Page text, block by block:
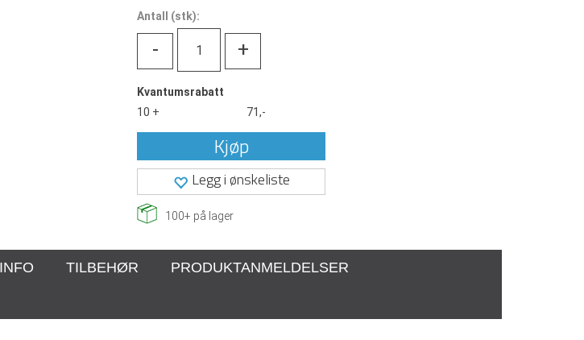
Antall (stk):
- +
Kvantumsrabatt
10 +
71,-
Kjøp
Legg i ønskeliste
100+ på lager
TILBEHØR PRODUKTANMELDELSER